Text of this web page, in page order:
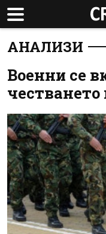
АНАЛИЗИ
Военни се